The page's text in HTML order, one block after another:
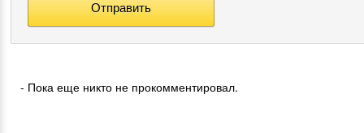
- Пока еще никто не прокомментировал.